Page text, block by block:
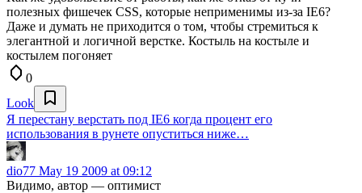
полезных фишечек CSS, которые неприменимы из-за IE6?
Даже и думать не приходится о том, чтобы стремиться к
элегантной и логичной верстке. Костыль на костыле и
костылем погоняет
0
Look
Я перестану верстать под IE6 когда процент его
использования в рунете опуститься ниже…
dio77 May 19 2009 at 09:12
Видимо, автор — оптимист